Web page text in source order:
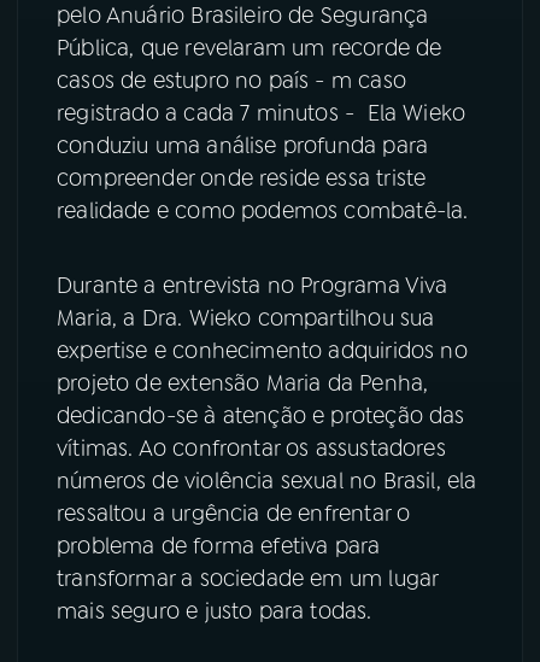
pelo Anuário Brasileiro de Segurança
Pública, que revelaram um recorde de
casos de estupro no país - m caso
registrado a cada 7 minutos - Ela Wieko
conduziu uma análise profunda para
compreender onde reside essa triste
realidade e como podemos combatê-la.
Durante a entrevista no Programa Viva
Maria, a Dra. Wieko compartilhou sua
expertise e conhecimento adquiridos no
projeto de extensão Maria da Penha,
dedicando-se à atenção e proteção das
vítimas. Ao confrontar os assustadores
números de violência sexual no Brasil, ela
ressaltou a urgência de enfrentar o
problema de forma efetiva para
transformar a sociedade em um lugar
mais seguro e justo para todas.